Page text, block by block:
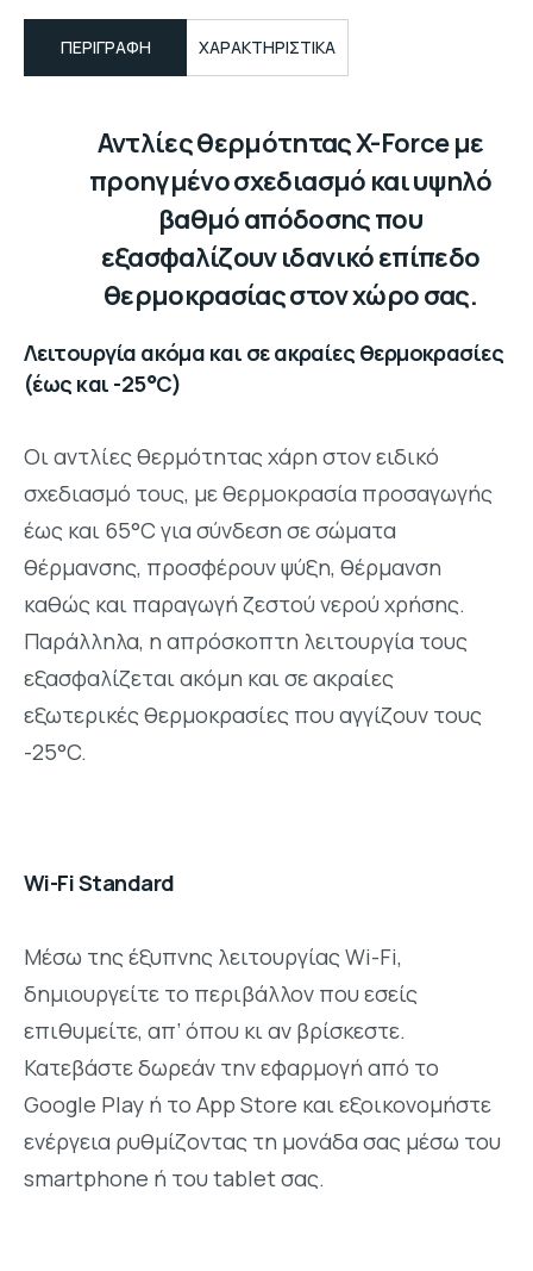
ΠΕΡΙΓΡΑΦΉ ΧΑΡΑΚΤΗΡΙΣΤΙΚΑ
Αντλίες θερμότητας X-Force με
προηγμένο σχεδιασμό και υψηλό
βαθμό απόδοσης που
εξασφαλίζουν ιδανικό επίπεδο
θερμοκρασίας στον χώρο σας.
Λειτουργία ακόμα και σε ακραίες θερμοκρασίες
(έως και -25°C)
Οι αντλίες θερμότητας χάρη στον ειδικό
σχεδιασμό τους, με θερμοκρασία προσαγωγής
έως και 65°C για σύνδεση σε σώματα
θέρμανσης, προσφέρουν ψύξη, θέρμανση
καθώς και παραγωγή ζεστού νερού χρήσης.
Παράλληλα, η απρόσκοπτη λειτουργία τους
εξασφαλίζεται ακόμη και σε ακραίες
εξωτερικές θερμοκρασίες που αγγίζουν τους
-25°C.
Wi-Fi Standard
Mέσω της έξυπνης λειτουργίας Wi-Fi,
δημιουργείτε το περιβάλλον που εσείς
επιθυμείτε, απ’ όπου κι αν βρίσκεστε.
Κατεβάστε δωρεάν την εφαρμογή από το
Google Play ή το App Store και εξοικονομήστε
ενέργεια ρυθμίζοντας τη μονάδα σας μέσω του
smartphone ή του tablet σας.